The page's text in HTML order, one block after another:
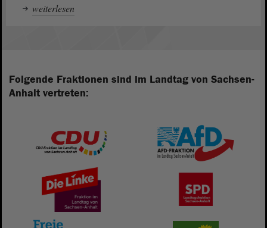
weiterlesen
Folgende Fraktionen sind im Landtag von Sachsen-
Anhalt vertreten: